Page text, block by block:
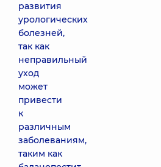
развития
урологических
болезней,
так как
неправильный
уход
может
привести
к
различным
заболеваниям,
таким как